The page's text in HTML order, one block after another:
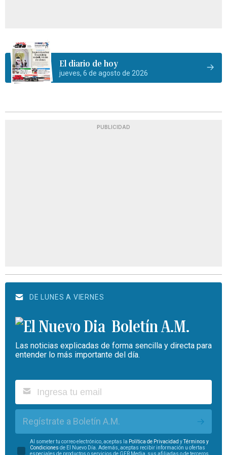
El diario de hoy
jueves, 6 de agosto de 2026
PUBLICIDAD
DE LUNES A VIERNES
Boletín A.M.
Las noticias explicadas de forma sencilla y directa para
entender lo más importante del día.
Regístrate a Boletín A.M.
Al someter tu correo electrónico, aceptas la Política de Privacidad yTérminos y
Condiciones de El Nuevo Día. Además, aceptas recibir información u ofertas
especiales de productos o servicios de GFR Media, sus afiliadas o de terceros.